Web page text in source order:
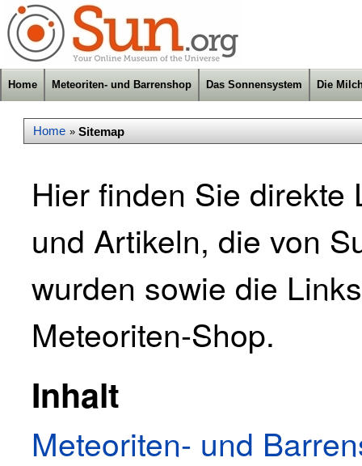
Home Meteoriten- und Barrenshop Das Sonnensystem Die
Home » Sitemap
Hier finden Sie
und Artikeln, die von
wurden sowie die
Meteoriten-Shop.
Inhalt
Meteoriten- und